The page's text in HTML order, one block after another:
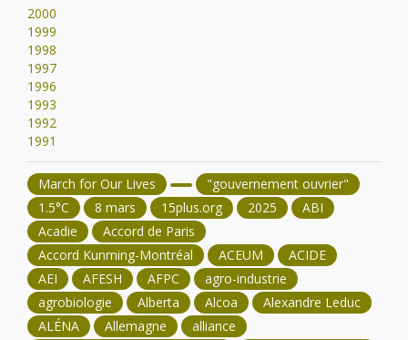
2000
1999
1998
1997
1996
1993
1992
1991
March for Our Lives
"gouvernement ouvrier"
1.5°C
8 mars 15plus.org 2025
ABI
Acadie
Accord de Paris
Accord Kunming-Montréal
ACEUM
ACIDE
AEI
AFESH AFPC
agro-industrie
agrobiologie
Alberta Alcoa
Alexandre Leduc
ALÉNA
Allemagne alliance